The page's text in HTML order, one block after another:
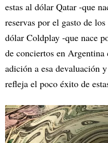
estas al dólar Qatar -que
reservas por el gasto de
dólar Coldplay -que nace
de conciertos en
adición a esa devaluación
refleja el poco éxito de